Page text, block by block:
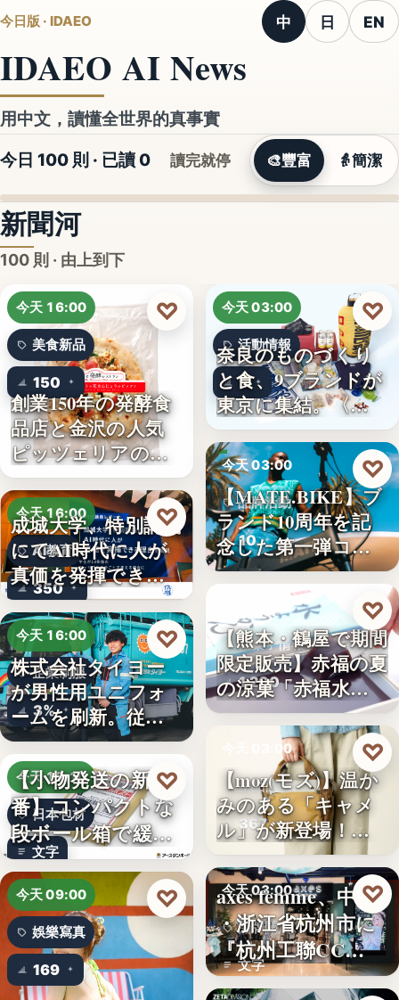
今日版 · IDAEO 中 日 EN
IDAEO AI News
用中文，讀懂全世界的真事實
今日 100 則 · 已讀 0 讀完就停 🎨豐富 👵簡潔
新聞河
100 則 · 由上到下
今天 16:00
美食新品
150
創業150年の発酵食
品店と金沢の人気
ピッツェリアのコ
ラボ…
♡
今天 16:00
AI教育
350
成城大学、特別講義
にてAI時代に人が
真価を発揮できる
理由…
♡
今天 16:00
企業制服
3%
株式会社タイヨー
が男性用ユニフォ
ームを刷新。従来
の男女兼…
♡
今天 15:10
日本包材
文字
【小物発送の新定
番】コンパクトな
段ボール箱で緩衝
材の節約…
♡
今天 09:00
娛樂寫真
169
♡
今天 03:00
活動情報
9
奈良のものづくり
と食、9ブランドが
東京に集結。〈…
♡
今天 03:00
品牌活動
10
【MATE.BIKE】ブ
ランド10周年を記
念した第一弾コ…
♡
今天 03:00
和菓子情報
1,200
【熊本・鶴屋で期間
限定販売】赤福の夏
の涼菓「赤福水よ
うか…
♡
今天 03:00
新品情報
367
【moz(モズ)】温か
みのある「キャメ
ル」が新登場！毎
日…
♡
今天 03:00
品牌開店
文字
axes femme、中国
・浙江省杭州市に
『杭州工聯CC…
♡